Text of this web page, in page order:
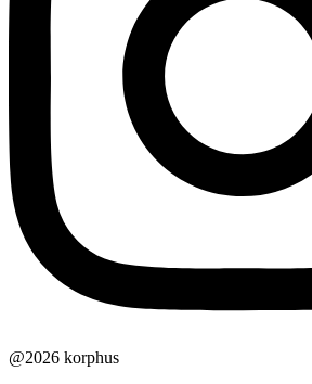
@2026 korphus